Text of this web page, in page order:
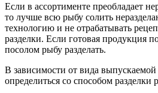
Если в ассортименте преобладает
то лучше всю рыбу солить
технологию и не отрабатывать
разделки. Если готовая продукция
посолом рыбу разделать.
В зависимости от вида
определиться со способом разделки